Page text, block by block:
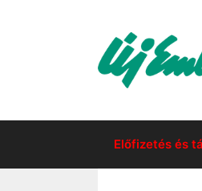
Előfizetés és